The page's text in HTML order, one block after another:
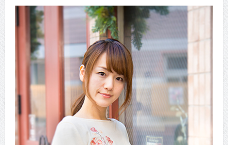
CINEMA×STYLE 287号
CINEMA×STYLE 286号
CINEMA×STYLE 285号
CINEMA×STYLE 294号